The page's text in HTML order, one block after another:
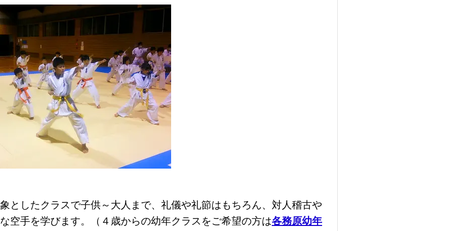
としたクラスで子供～大人まで、礼儀や礼節はもちろん、対人稽古や
空手を学びます。（４歳からの幼年クラスをご希望の方は各務原幼年